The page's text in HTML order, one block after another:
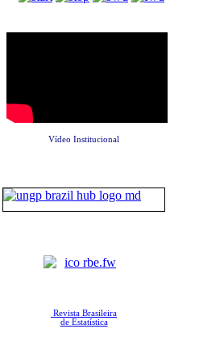
Vídeo Institucional
Revista Brasileira
de Estatística